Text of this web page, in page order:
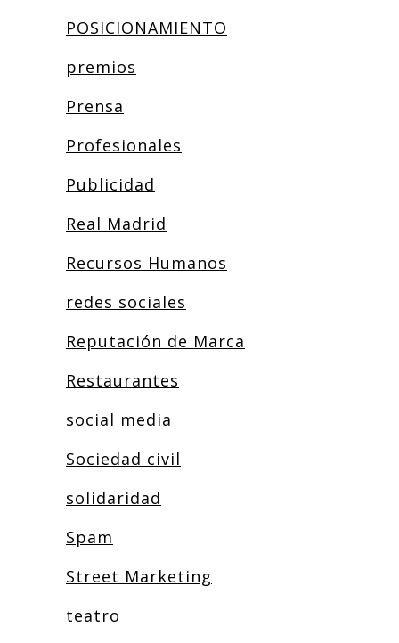
POSICIONAMIENTO
premios
Prensa
Profesionales
Publicidad
Real Madrid
Recursos Humanos
redes sociales
Reputación de Marca
Restaurantes
social media
Sociedad civil
solidaridad
Spam
Street Marketing
teatro